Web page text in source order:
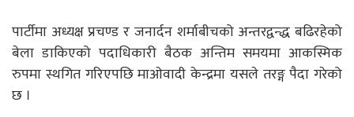
पार्टीमा अध्यक्ष प्रचण्ड र जनार्दन शर्माबीचको अन्तरद्वन्द्ध बढिरहेको
बेला डाकिएको पदाधिकारी बैठक अन्तिम समयमा आकस्मिक
रुपमा स्थगित गरिएपछि माओवादी केन्द्रमा यसले तरङ्ग पैदा गरेको
छ ।